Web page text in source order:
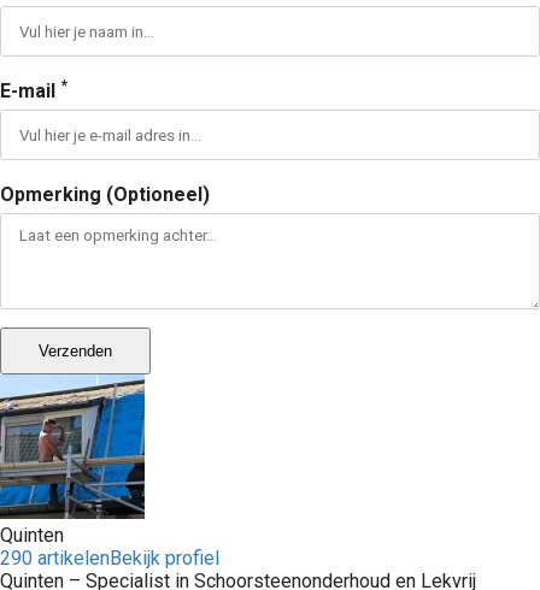
E-mail *
Opmerking (Optioneel)
Verzenden
Quinten
290 artikelenBekijk profiel
Quinten – Specialist in Schoorsteenonderhoud en Lekvrij